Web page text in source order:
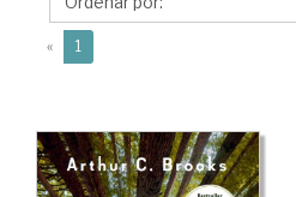
« 1